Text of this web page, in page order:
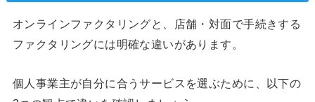
オンラインファクタリングと、店舗・対面で手続きする
ファクタリングには明確な違いがあります。
個人事業主が自分に合うサービスを選ぶために、以下の